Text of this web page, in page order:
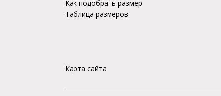
Как подобрать размер
Таблица размеров
Карта сайта